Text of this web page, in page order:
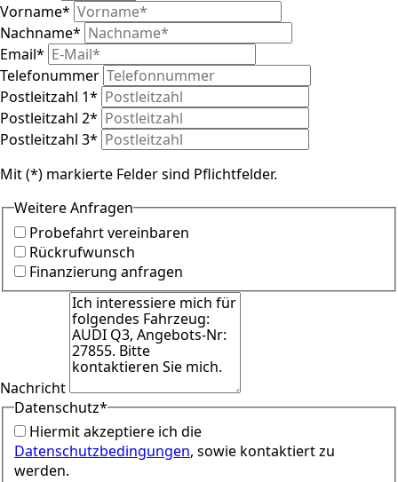
Vorname*
Nachname*
Email*
Telefonummer
Postleitzahl 1*
Postleitzahl 2*
Postleitzahl 3*
Mit (*) markierte Felder sind Pflichtfelder.
Weitere Anfragen
Probefahrt vereinbaren
Rückrufwunsch
Finanzierung anfragen
Nachricht
Datenschutz*
Hiermit akzeptiere ich die
Datenschutzbedingungen, sowie kontaktiert zu
werden.